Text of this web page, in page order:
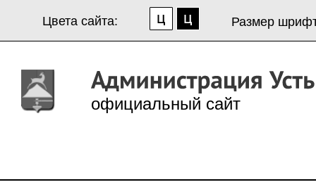
Цвета сайта: Размер
официальный сайт